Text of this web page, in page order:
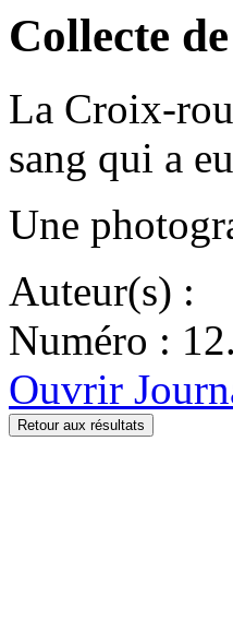
Collecte
La Croix-
sang qui a
Une
Auteur(s) :
Numéro :
Ouvrir
Retour aux résultats